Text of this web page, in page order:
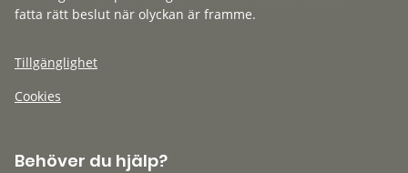
fatta rätt beslut när olyckan är framme.
Tillgänglighet
Cookies
Behöver du hjälp?